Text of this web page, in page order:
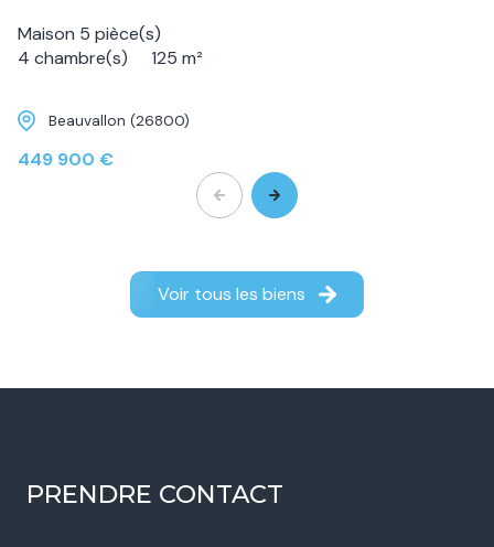
Maison 5 pièce(s)
4 chambre(s)
125 m²
Beauvallon (26800)
449 900 €
Voir tous les biens
PRENDRE CONTACT